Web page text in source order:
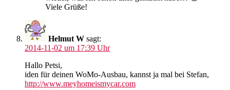
Viele Grüße!
Helmut W sagt:
2014-11-02 um 17:39 Uhr
Hallo Petsi,
iden für deinen WoMo-Ausbau, kannst ja mal bei Stefan,
http://www.meyhomeismycar.com